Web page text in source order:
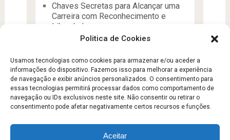
Politica de Cookies
Usamos tecnologias como cookies para armazenar e/ou aceder a
informações do dispositivo. Fazemos isso para melhorar a experiência
de navegação e exibir anúncios personalizados. O consentimento para
essas tecnologias permitirá processar dados como comportamento de
navegação ou IDs exclusivos neste site. Não consentir ou retirar o
consentimento pode afetar negativamente certos recursos e funções.
Aceitar
Chaves Secretas para Alcançar uma
Carreira com Reconhecimento e
Liberdade
manutenção da condição física
Aptidão Física e Saúde